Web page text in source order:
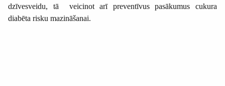
dzīvesveidu, tā veicinot arī preventīvus pasākumus cukura
diabēta risku mazināšanai.